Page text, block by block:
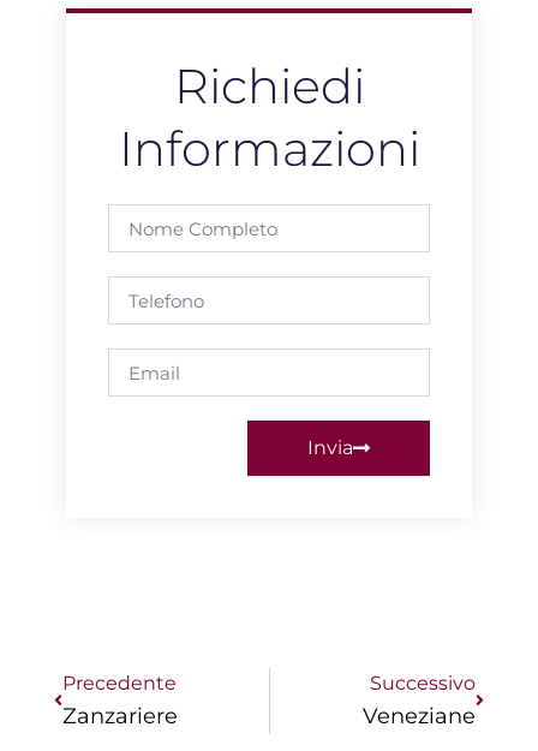
Richiedi
Informazioni
completo
Invia
Precedente
Zanzariere
Successivo
Veneziane